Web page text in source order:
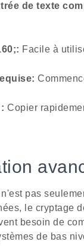
de texte
Facile à
Copier
pas
le cryptage
besoin de
de bas